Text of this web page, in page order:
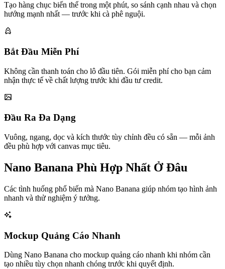
Tạo hàng chục biến thể trong một phút, so sánh cạnh nhau và chọn
hướng mạnh nhất — trước khi cà phê nguội.
Bắt Đầu Miễn Phí
Không cần thanh toán cho lô đầu tiên. Gói miễn phí cho bạn cảm
nhận thực tế về chất lượng trước khi đầu tư credit.
Đầu Ra Đa Dạng
Vuông, ngang, dọc và kích thước tùy chỉnh đều có sẵn — mỗi ảnh
đều phù hợp với canvas mục tiêu.
Nano Banana Phù Hợp Nhất Ở Đâu
Các tình huống phổ biến mà Nano Banana giúp nhóm tạo hình ảnh
nhanh và thử nghiệm ý tưởng.
Mockup Quảng Cáo Nhanh
Dùng Nano Banana cho mockup quảng cáo nhanh khi nhóm cần
tạo nhiều tùy chọn nhanh chóng trước khi quyết định.